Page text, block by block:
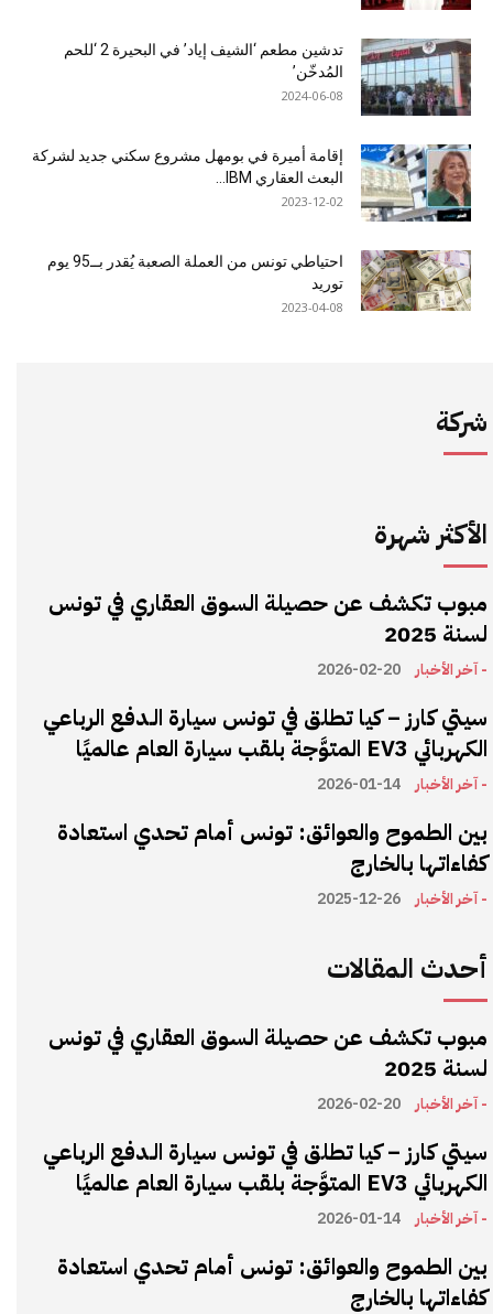
تدشين مطعم ‘الشيف إياد’ في البحيرة 2 ‘للحم
المُدخّن’
2024-06-08
إقامة أميرة في بومهل مشروع سكني جديد لشركة
البعث العقاري IBM...
2023-12-02
احتياطي تونس من العملة الصعبة يُقدر بــ95 يوم
توريد
2023-04-08
شركة
الأكثر شهرة
مبوب تكشف عن حصيلة السوق العقاري في تونس
لسنة 2025
- آخر الأخبار 2026-02-20
سيتي كارز – كيا تطلق في تونس سيارة الـدفع الرباعي
الكهربائي EV3 المتوَّجة بلقب سيارة العام عالميًا
- آخر الأخبار 2026-01-14
بين الطموح والعوائق: تونس أمام تحدي استعادة
كفاءاتها بالخارج
- آخر الأخبار 2025-12-26
أحدث المقالات
مبوب تكشف عن حصيلة السوق العقاري في تونس
لسنة 2025
- آخر الأخبار 2026-02-20
سيتي كارز – كيا تطلق في تونس سيارة الـدفع الرباعي
الكهربائي EV3 المتوَّجة بلقب سيارة العام عالميًا
- آخر الأخبار 2026-01-14
بين الطموح والعوائق: تونس أمام تحدي استعادة
كفاءاتها بالخارج